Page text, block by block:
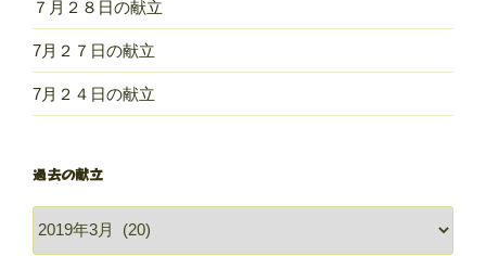
７月２８日の献立
7月２７日の献立
7月２４日の献立
過去の献立